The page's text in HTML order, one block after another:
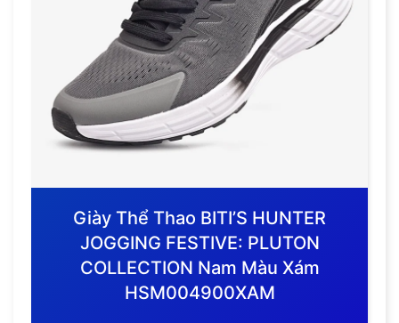
Giày Thể Thao BITI’S HUNTER
JOGGING FESTIVE: PLUTON
COLLECTION Nam Màu Xám
HSM004900XAM